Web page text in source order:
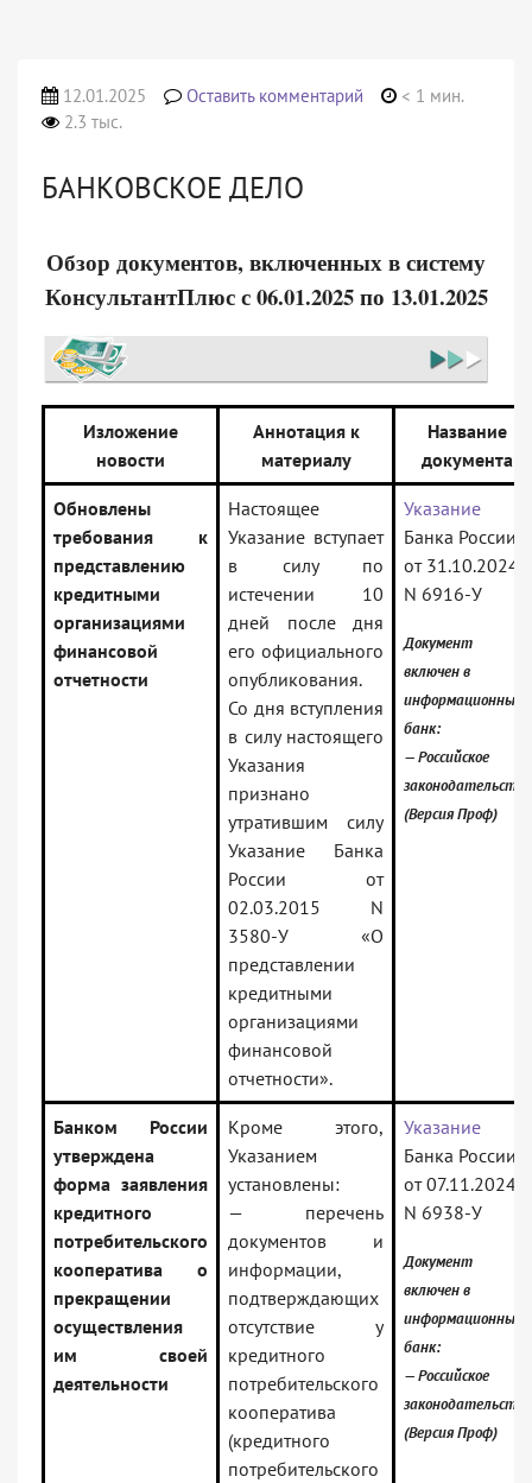
12.01.2025 Оставить комментарий
< 1 мин.
2.3 тыс.
БАНКОВСКОЕ ДЕЛО
Обзор документов, включенных в систему
КонсультантПлюс с 06.01.2025 по 13.01.2025
Изложение
новости
Аннотация к
материалу
Название
документа
Обновлены
требования к
представлению
кредитными
организациями
финансовой
отчетности
Настоящее
Указание вступает
в силу по
истечении 10
дней после дня
его официального
опубликования.
Со дня вступления
в силу настоящего
Указания
признано
утратившим силу
Указание Банка
России от
02.03.2015 N
3580-У «О
представлении
кредитными
организациями
финансовой
отчетности».
Указание
Банка России
от 31.10.2024
N 6916-У
Документ
включен в
информационный
банк:
— Российское
законодательство
(Версия Проф)
Банком России
утверждена
форма заявления
кредитного
потребительского
кооператива о
прекращении
осуществления
им своей
деятельности
Кроме этого,
Указанием
установлены:
— перечень
документов и
информации,
подтверждающих
отсутствие у
кредитного
потребительского
кооператива
(кредитного
потребительского
Указание
Банка России
от 07.11.2024
N 6938-У
Документ
включен в
информационный
банк:
— Российское
законодательство
(Версия Проф)